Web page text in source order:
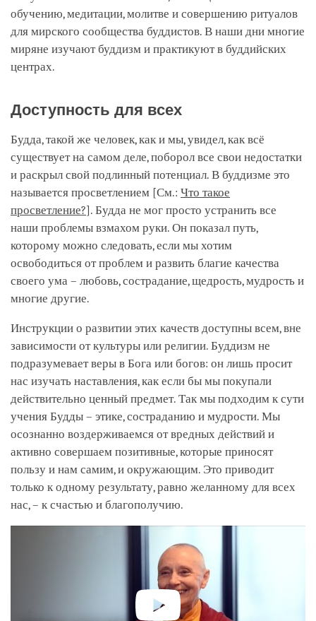
обучению, медитации, молитве и совершению ритуалов
для мирского сообщества буддистов. В наши дни многие
миряне изучают буддизм и практикуют в буддийских
центрах.
Доступность для всех
Будда, такой же человек, как и мы, увидел, как всё
существует на самом деле, поборол все свои недостатки
и раскрыл свой подлинный потенциал. В буддизме это
называется просветлением [См.: Что такое
просветление?]. Будда не мог просто устранить все
наши проблемы взмахом руки. Он показал путь,
которому можно следовать, если мы хотим
освободиться от проблем и развить благие качества
своего ума – любовь, сострадание, щедрость, мудрость и
многие другие.
Инструкции о развитии этих качеств доступны всем, вне
зависимости от культуры или религии. Буддизм не
подразумевает веры в Бога или богов: он лишь просит
нас изучать наставления, как если бы мы покупали
действительно ценный предмет. Так мы подходим к сути
учения Будды – этике, состраданию и мудрости. Мы
осознанно воздерживаемся от вредных действий и
активно совершаем позитивные, которые приносят
пользу и нам самим, и окружающим. Это приводит
только к одному результату, равно желанному для всех
нас, – к счастью и благополучию.